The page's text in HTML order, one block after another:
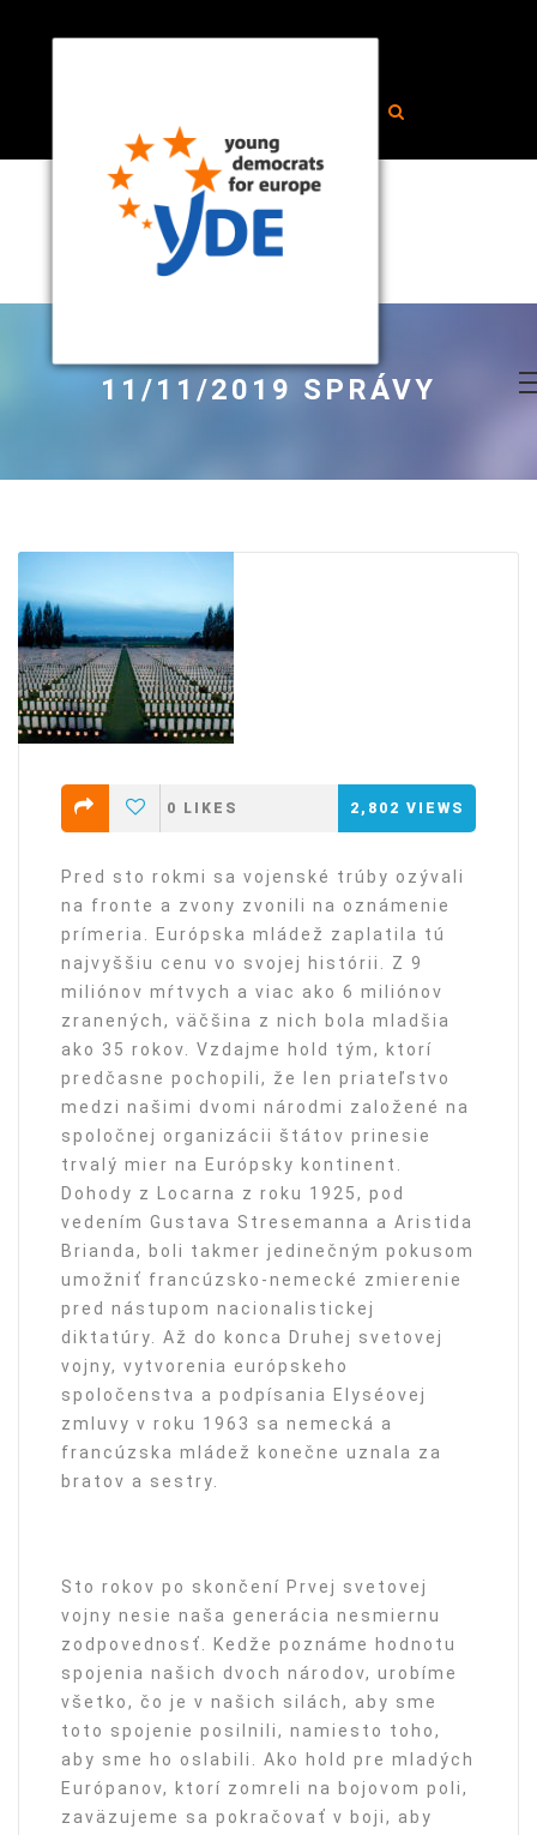
11/11/2019 SPRÁVY
0 LIKES 2,802 VIEWS
Pred sto rokmi sa vojenské trúby ozývali
na fronte a zvony zvonili na oznámenie
prímeria. Európska mládež zaplatila tú
najvyššiu cenu vo svojej histórii. Z 9
miliónov mŕtvych a viac ako 6 miliónov
zranených, väčšina z nich bola mladšia
ako 35 rokov. Vzdajme hold tým, ktorí
predčasne pochopili, že len priateľstvo
medzi našimi dvomi národmi založené na
spoločnej organizácii štátov prinesie
trvalý mier na Európsky kontinent.
Dohody z Locarna z roku 1925, pod
vedením Gustava Stresemanna a Aristida
Brianda, boli takmer jedinečným pokusom
umožniť francúzsko-nemecké zmierenie
pred nástupom nacionalistickej
diktatúry. Až do konca Druhej svetovej
vojny, vytvorenia európskeho
spoločenstva a podpísania Elyséovej
zmluvy v roku 1963 sa nemecká a
francúzska mládež konečne uznala za
bratov a sestry.
Sto rokov po skončení Prvej svetovej
vojny nesie naša generácia nesmiernu
zodpovednosť. Kedže poznáme hodnotu
spojenia našich dvoch národov, urobíme
všetko, čo je v našich silách, aby sme
toto spojenie posilnili, namiesto toho,
aby sme ho oslabili. Ako hold pre mladých
Európanov, ktorí zomreli na bojovom poli,
zaväzujeme sa pokračovať v boji, aby